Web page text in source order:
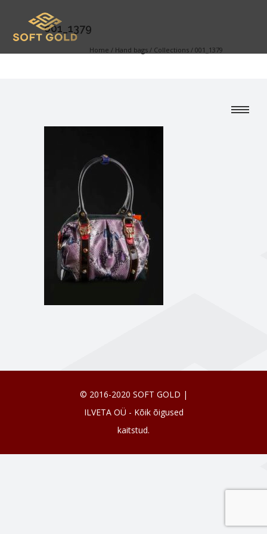
001_1379
Home / Hand bags / Collections / 001_1379
© 2016-2020 SOFT GOLD |
ILVETA OÜ - Kõik õigused
kaitstud.